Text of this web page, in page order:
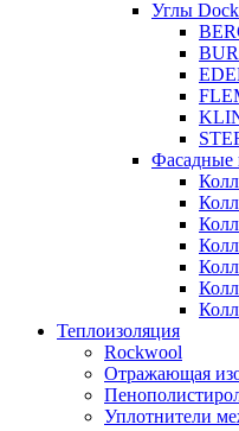
Углы
Фасадные
Теплоизоляция
Rockwool
Отражающая
Уплотнители